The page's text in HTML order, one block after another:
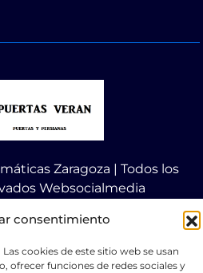
consentimiento
cookies de este sitio web se usan
ofrecer funciones de redes sociales y
Zaragoza | Todos los
Websocialmedia